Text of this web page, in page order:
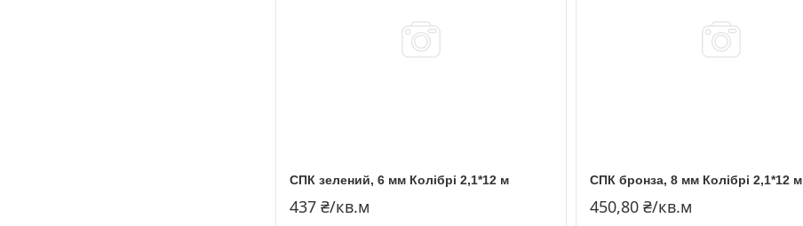
СПК зелений, 6 мм Колібрі 2,1*12 м
437 ₴/кв.м
СПК бронза, 8 мм Колібрі 2,1*12 м
450,80 ₴/кв.м